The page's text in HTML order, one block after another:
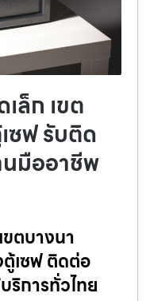
ล็ก เขต
ซฟ รับติด
มืออาชีพ
ขตบางนา
เซฟ ติดต่อ
ริการทั่วไทย